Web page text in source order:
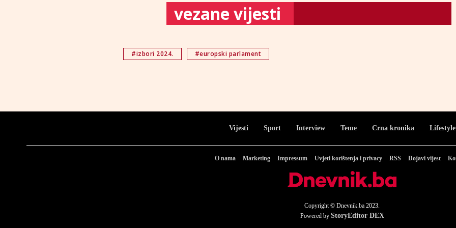
vezane vijesti
#izbori 2024. #europski parlament
Vijesti Sport Interview Teme Crna kronika Lifestyle
O nama Marketing Impressum Uvjeti korištenja i privacy RSS Dojavi vijest
Copyright © Dnevnik.ba 2023.
Powered by StoryEditor DEX